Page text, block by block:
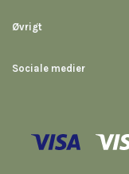
Øvrigt
Sociale medier